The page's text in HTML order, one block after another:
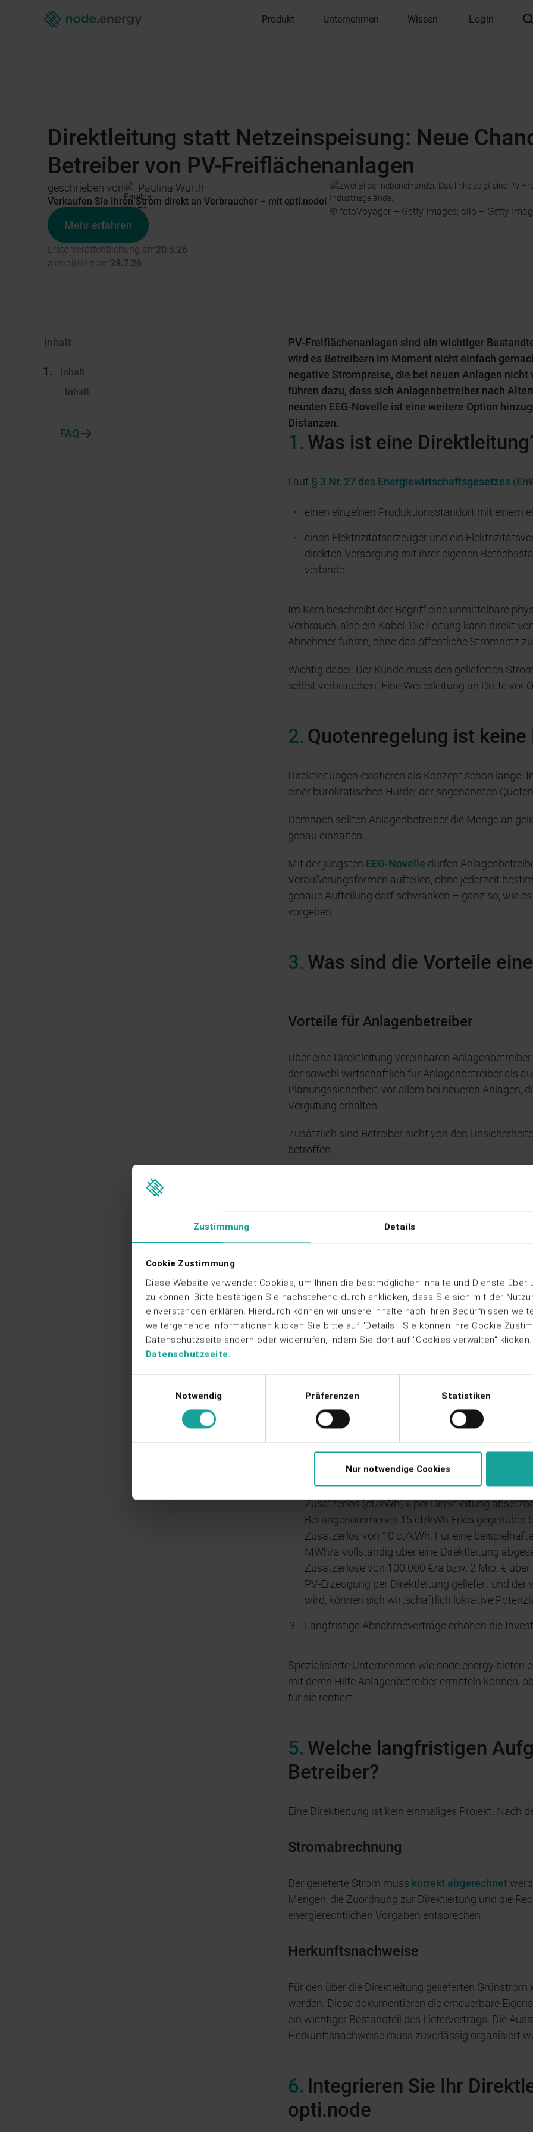
Zustimmung Details
Cookie Zustimmung
Diese Website verwendet Cookies, um Ihnen die bestmöglichen Inhalte und Dienste über
zu können. Bitte bestätigen Sie nachstehend durch anklicken, dass Sie sich mit der
einverstanden erklären. Hierdurch können wir unsere Inhalte nach Ihren Bedürfnissen
weitergehende Informationen klicken Sie bitte auf "Details". Sie können Ihre Cookie
Datenschutzseite ändern oder widerrufen, indem Sie dort auf "Cookies verwalten" klicken.
Datenschutzseite.
Notwendig
Präferenzen Statistiken
Nur notwendige Cookies
Produkt Unternehmen Wissen Login
Direktleitung statt Netzeinspeisung: Neue
Betreiber von PV-Freiflächenanlagen
geschrieben von Paulina Würth
Verkaufen Sie Ihren Strom direkt an Verbraucher – mit opti.node!
Mehr erfahren
Erste Veröffentlichung am20.5.26
aktualisiert am28.7.26
© fotoVoyager – Getty Images; ollo – Getty
Inhalt
Inhalt
Inhalt
FAQ
PV-Freiflächenanlagen sind ein wichtiger
wird es Betreibern im Moment nicht einfach
negative Strompreise, die bei neuen Anlagen nicht
führen dazu, dass sich Anlagenbetreiber nach
neusten EEG-Novelle ist eine weitere Option
Distanzen.
Was ist eine
Laut § 3 Nr. 27 des Energiewirtschaftsgesetzes
einen einzelnen Produktionsstandort mit einem
einen Elektrizitätserzeuger und ein
direkten Versorgung mit ihrer eigenen
verbindet.
Im Kern beschreibt der Begriff eine unmittelbare
Verbrauch, also ein Kabel. Die Leitung kann direkt
Abnehmer führen, ohne das öffentliche Stromnetz
Wichtig dabei: Der Kunde muss den gelieferten
selbst verbrauchen. Eine Weiterleitung an Dritte vor
Quotenregelung ist keine
Direktleitungen existieren als Konzept schon lange.
einer bürokratischen Hürde: der sogenannten
Demnach sollten Anlagenbetreiber die Menge an
genau einhalten.
Mit der jüngsten EEG-Novelle dürfen
Veräußerungsformen aufteilen, ohne jederzeit
genaue Aufteilung darf schwanken – ganz so, wie
vorgeben.
Was sind die Vorteile
Vorteile für Anlagenbetreiber
Über eine Direktleitung vereinbaren
der sowohl wirtschaftlich für Anlagenbetreiber als
Planungssicherheit, vor allem bei neueren Anlagen,
Vergütung erhalten.
Zusätzlich sind Betreiber nicht von den
betroffen.
Da die Stromlieferung nicht über das öffentliche
Da Direktleitungsverträge meist über einen
können Unternehmen mit einem festen Strompreis
Der Abnehmer bezieht nachweislich erneuerbaren
Herkunftsnachweise erhalten.
Wann ist eine
Ob sich eine Direktleitung für Ihre PV-
Je kürzer die Leitung, desto geringer die
der PV-Anlage.
Als Daumenregel kann man sagen, dass eine
Zusatzerlös (ct/kWh) x per Direktleitung
Bei angenommenen 15 ct/kWh Erlös
Zusatzerlös von 10 ct/kWh. Für eine
MWh/a vollständig über eine Direktleitung
Zusatzerlöse von 100.000 €/a bzw. 2 Mio. €
PV-Erzeugung per Direktleitung geliefert und
wird, können sich wirtschaftlich lukrative
Langfristige Abnahmeverträge erhöhen die
Spezialisierte Unternehmen wie node.energy
mit deren Hilfe Anlagenbetreiber ermitteln können,
für sie rentiert.
Welche langfristigen
Betreiber?
Eine Direktleitung ist kein einmaliges Projekt. Nach
Stromabrechnung
Der gelieferte Strom muss korrekt abgerechnet
Mengen, die Zuordnung zur Direktleitung und die
energierechtlichen Vorgaben entsprechen.
Herkunftsnachweise
Für den über die Direktleitung gelieferten Grünstrom
werden. Diese dokumentieren die erneuerbare
ein wichtiger Bestandteil des Liefervertrags. Die
Herkunftsnachweise muss zuverlässig organisiert
Integrieren Sie Ihr
opti.node